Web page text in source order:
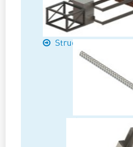
Structures
Ancrages à